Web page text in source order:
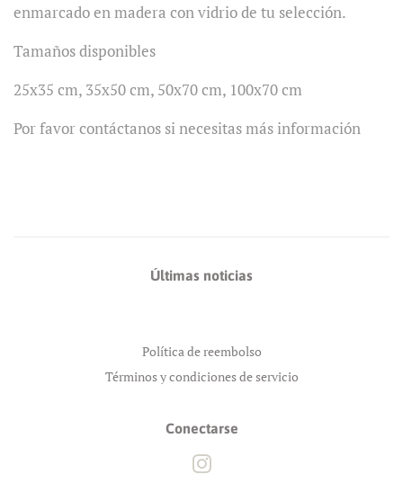
enmarcado en madera con vidrio de tu selección.
Tamaños disponibles
25x35 cm, 35x50 cm, 50x70 cm, 100x70 cm
Por favor contáctanos si necesitas más información
Últimas noticias
Política de reembolso
Términos y condiciones de servicio
Conectarse